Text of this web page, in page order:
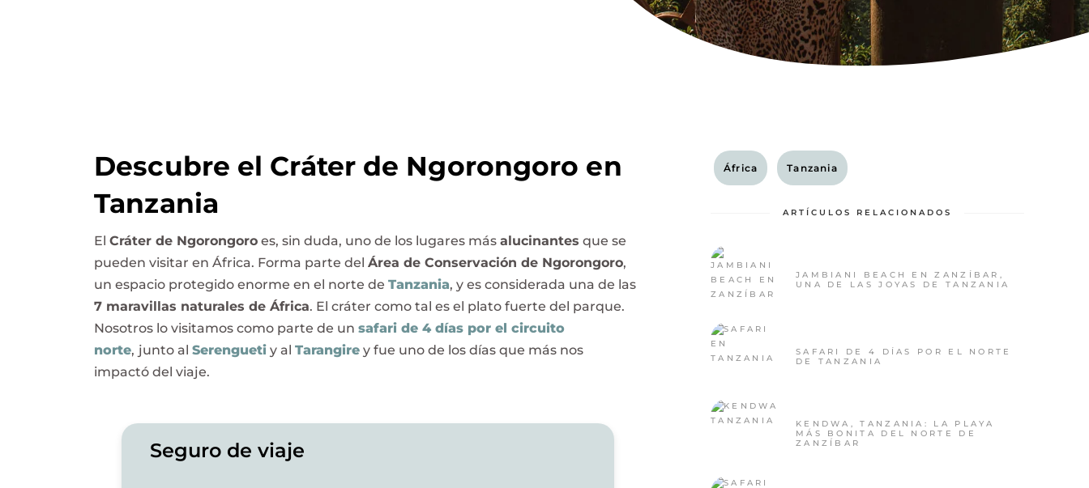
Descubre el Cráter de Ngorongoro en
Tanzania
ElCráter de Ngorongoro es, sin duda, uno de los lugares másalucinantes que se
pueden visitar en África. Forma parte delÁrea de Conservación de Ngorongoro,
un espacio protegido enorme en el norte deTanzania, y es considerada una de las
7 maravillas naturales de África. El cráter como tal es el plato fuerte del parque.
Nosotros lo visitamos como parte de unsafari de 4 días por el circuito
norte, junto alSerengueti y alTarangire y fue uno de los días que más nos
impactó del viaje.
Seguro de viaje
África Tanzania
ARTÍCULOS RELACIONADOS
JAMBIANI BEACH EN ZANZÍBAR,
UNA DE LAS JOYAS DE TANZANIA
SAFARI DE 4 DÍAS POR EL NORTE
DE TANZANIA
KENDWA, TANZANIA: LA PLAYA
MÁS BONITA DEL NORTE DE
ZANZÍBAR